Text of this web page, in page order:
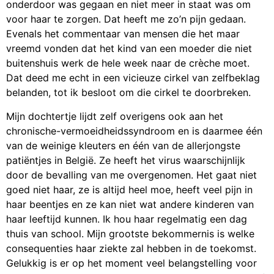
onderdoor was gegaan en niet meer in staat was om
voor haar te zorgen. Dat heeft me zo’n pijn gedaan.
Evenals het commentaar van mensen die het maar
vreemd vonden dat het kind van een moeder die niet
buitenshuis werk de hele week naar de crèche moet.
Dat deed me echt in een vicieuze cirkel van zelfbeklag
belanden, tot ik besloot om die cirkel te doorbreken.
Mijn dochtertje lijdt zelf overigens ook aan het
chronische-vermoeidheidssyndroom en is daarmee één
van de weinige kleuters en één van de allerjongste
patiëntjes in België. Ze heeft het virus waarschijnlijk
door de bevalling van me overgenomen. Het gaat niet
goed niet haar, ze is altijd heel moe, heeft veel pijn in
haar beentjes en ze kan niet wat andere kinderen van
haar leeftijd kunnen. Ik hou haar regelmatig een dag
thuis van school. Mijn grootste bekommernis is welke
consequenties haar ziekte zal hebben in de toekomst.
Gelukkig is er op het moment veel belangstelling voor